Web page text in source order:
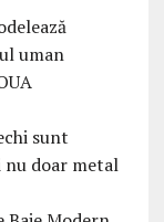
uman
sunt
nu doar metal